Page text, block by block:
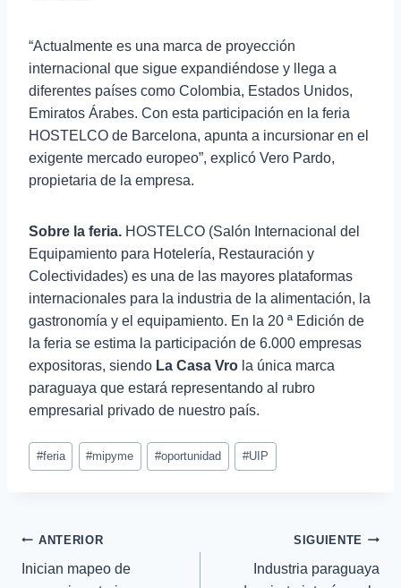
“Actualmente es una marca de proyección
internacional que sigue expandiéndose y llega a
diferentes países como Colombia, Estados Unidos,
Emiratos Árabes. Con esta participación en la feria
HOSTELCO de Barcelona, apunta a incursionar en el
exigente mercado europeo”, explicó Vero Pardo,
propietaria de la empresa.
Sobre la feria. HOSTELCO (Salón Internacional del
Equipamiento para Hotelería, Restauración y
Colectividades) es una de las mayores plataformas
internacionales para la industria de la alimentación, la
gastronomía y el equipamiento. En la 20 ª Edición de
la feria se estima la participación de 6.000 empresas
expositoras, siendo La Casa Vro la única marca
paraguaya que estará representando al rubro
empresarial privado de nuestro país.
#feria #mipyme #oportunidad #UIP
ANTERIOR
Inician mapeo de
SIGUIENTE
Industria paraguaya